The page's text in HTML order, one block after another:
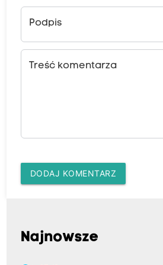
Podpis
Treść komentarza
DODAJ KOMENTARZ
Najnowsze